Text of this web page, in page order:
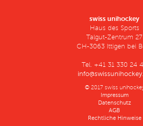
swiss unihockey
Haus des Sports
Talgut-Zentrum 27
CH-3063 Ittigen bei
Tel. +41 31 330 24
© 2017 swiss
Impressum
Datenschutz
AGB
Rechtliche Hinweise